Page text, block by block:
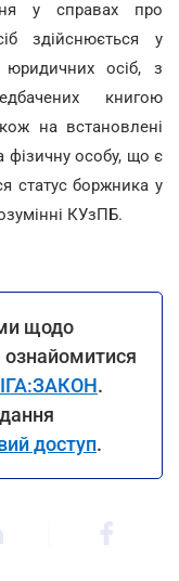
у справах про
здійснюється у
осіб, з
книгою
на встановлені
фізичну особу, що є
статус боржника у
КУзПБ.
щодо
.
доступ.